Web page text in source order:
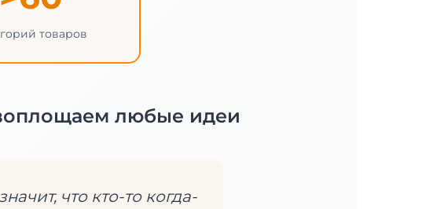
товаров
любые идеи
что кто-то когда-